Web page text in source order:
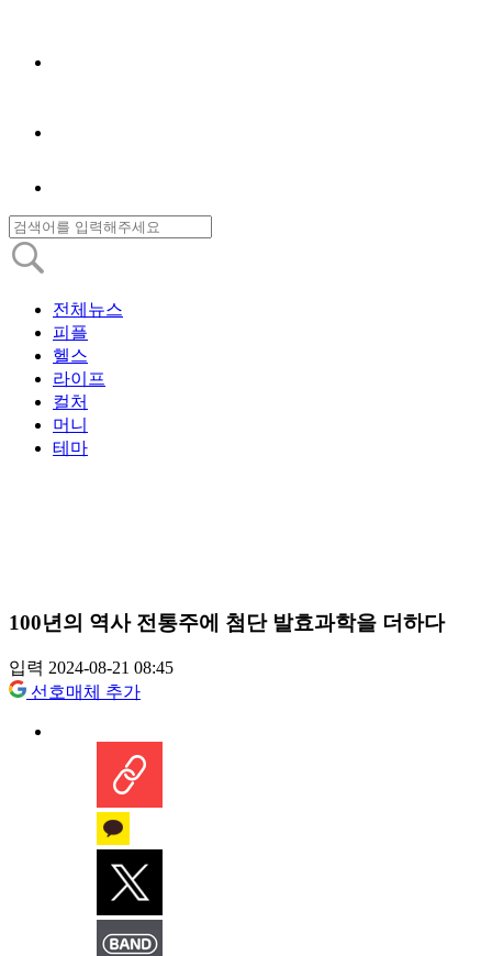
전체뉴스
피플
헬스
라이프
컬처
머니
테마
100년의 역사 전통주에 첨단 발효과학을 더하다
입력 2024-08-21 08:45
선호매체 추가